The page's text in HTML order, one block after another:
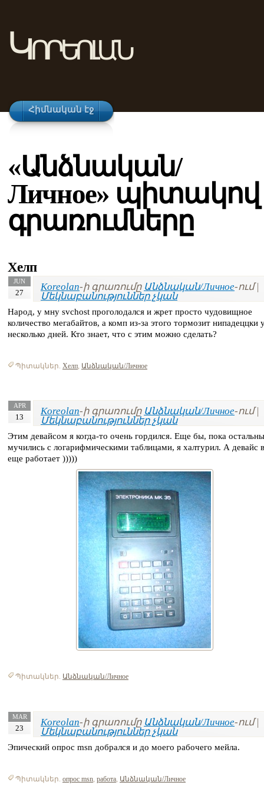
Կորեոլան
Հիմնական էջ
«Անձնական/
Личное» պիտակով
գրառումները
Хелп
JUN
27
Koreolan-ի գրառումը Անձնական/Личное-ում |
Մեկնաբանություններ չկան
Народ, у мну svchost проголодался и жрет просто чудовищное
количество мегабайтов, а комп из-за этого тормозит нипадеццки
несколько дней. Кто знает, что с этим можно сделать?
Պիտակներ. Хелп, Անձնական/Личное
APR
13
Koreolan-ի գրառումը Անձնական/Личное-ում |
Մեկնաբանություններ չկան
Этим девайсом я когда-то очень гордился. Еще бы, пока
мучились с логарифмическими таблицами, я халтурил. А девайс
еще работает )))))
Պիտակներ. Անձնական/Личное
MAR
23
Koreolan-ի գրառումը Անձնական/Личное-ում |
Մեկնաբանություններ չկան
Эпический опрос msn добрался и до моего рабочего мейла.
Պիտակներ. опрос msn, работа, Անձնական/Личное